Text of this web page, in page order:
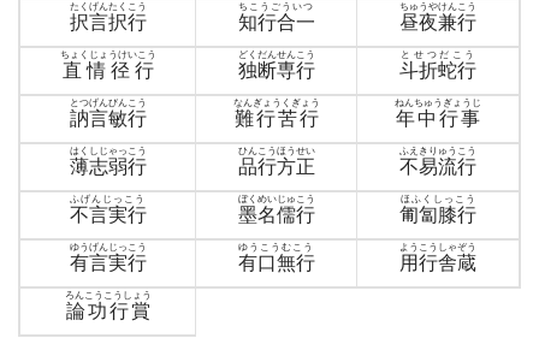
択言択行
たくげんたくこう
知行合一
ちこうごういつ
昼夜兼行
ちゅうやけんこう
直情径行
ちょくじょうけいこう
独断専行
どくだんせんこう
斗折蛇行
とせつだこう
訥言敏行
とつげんびんこう
難行苦行
なんぎょうくぎょう
年中行事
ねんちゅうぎょうじ
薄志弱行
はくしじゃっこう
品行方正
ひんこうほうせい
不易流行
ふえきりゅうこう
不言実行
ふげんじっこう
墨名儒行
ぼくめいじゅこう
匍匐膝行
ほふくしっこう
有言実行
ゆうげんじっこう
有口無行
ゆうこうむこう
用行舎蔵
ようこうしゃぞう
論功行賞
ろんこうこうしょう